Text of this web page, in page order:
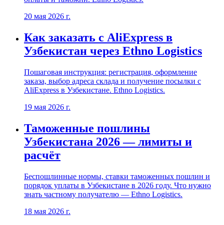
20 мая 2026 г.
Как заказать с AliExpress в
Узбекистан через Ethno Logistics
Пошаговая инструкция: регистрация, оформление
заказа, выбор адреса склада и получение посылки с
AliExpress в Узбекистане. Ethno Logistics.
19 мая 2026 г.
Таможенные пошлины
Узбекистана 2026 — лимиты и
расчёт
Беспошлинные нормы, ставки таможенных пошлин и
порядок уплаты в Узбекистане в 2026 году. Что нужно
знать частному получателю — Ethno Logistics.
18 мая 2026 г.